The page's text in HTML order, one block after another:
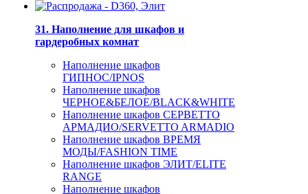
31. Наполнение для шкафов и
гардеробных комнат
Наполнение шкафов
ГИПНОС/IPNOS
Наполнение шкафов
ЧЕРНОЕ&БЕЛОЕ/BLACK&WHITE
Наполнение шкафов СЕРВЕТТО
АРМАДИО/SERVETTO ARMADIO
Наполнение шкафов ВРЕМЯ
МОДЫ/FASHION TIME
Наполнение шкафов ЭЛИТ/ELITE
RANGE
Наполнение шкафов